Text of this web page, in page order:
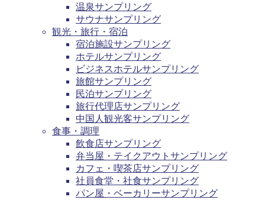
温泉サンプリング
サウナサンプリング
観光・旅行・宿泊
宿泊施設サンプリング
ホテルサンプリング
ビジネスホテルサンプリング
旅館サンプリング
民泊サンプリング
旅行代理店サンプリング
中国人観光客サンプリング
食事・調理
飲食店サンプリング
弁当屋・テイクアウトサンプリング
カフェ・喫茶店サンプリング
社員食堂・社食サンプリング
パン屋・ベーカリーサンプリング